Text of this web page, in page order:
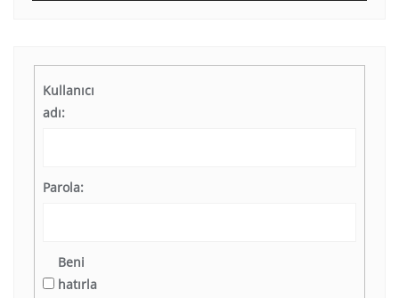
Kullanıcı
adı:
Parola:
Beni
hatırla